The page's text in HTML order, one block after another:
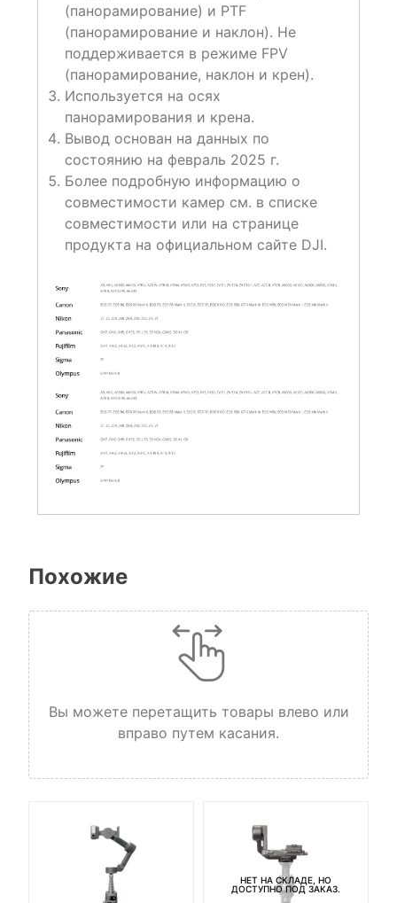
(панорамирование) и PTF
(панорамирование и наклон). Не
поддерживается в режиме FPV
(панорамирование, наклон и крен).
Используется на осях
панорамирования и крена.
Вывод основан на данных по
состоянию на февраль 2025 г.
Более подробную информацию о
совместимости камер см. в списке
совместимости или на странице
продукта на официальном сайте DJI.
Похожие
Вы можете перетащить товары влево или
вправо путем касания.
НЕТ НА СКЛАДЕ, НО
ДОСТУПНО ПОД ЗАКАЗ.